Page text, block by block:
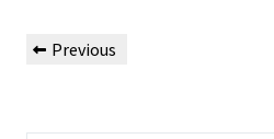
navigation
Previous
Previous